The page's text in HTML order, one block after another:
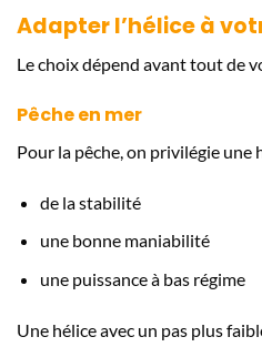
Adapter l’hélice à
Le choix dépend avant tout de
Pêche en mer
Pour la pêche, on privilégie une
de la stabilité
une bonne maniabilité
une puissance à bas régime
Une hélice avec un pas plus